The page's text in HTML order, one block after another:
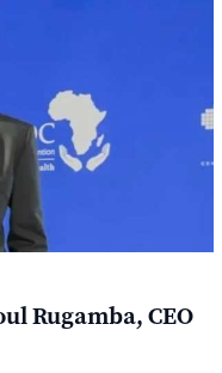
Rugamba, CEO